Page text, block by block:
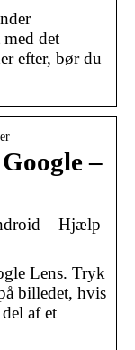
det
efter, bør du
–
– Hjælp
Lens. Tryk
billedet, hvis
af et